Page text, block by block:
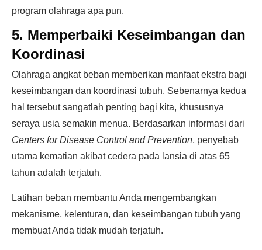
program olahraga apa pun.
5. Memperbaiki Keseimbangan dan
Koordinasi
Olahraga angkat beban memberikan manfaat ekstra bagi
keseimbangan dan koordinasi tubuh. Sebenarnya kedua
hal tersebut sangatlah penting bagi kita, khususnya
seraya usia semakin menua. Berdasarkan informasi dari
Centers for Disease Control and Prevention, penyebab
utama kematian akibat cedera pada lansia di atas 65
tahun adalah terjatuh.
Latihan beban membantu Anda mengembangkan
mekanisme, kelenturan, dan keseimbangan tubuh yang
membuat Anda tidak mudah terjatuh.